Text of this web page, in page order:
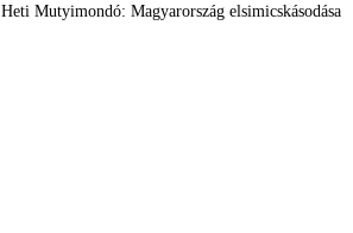
Heti Mutyimondó: Magyarország elsimicskásodása